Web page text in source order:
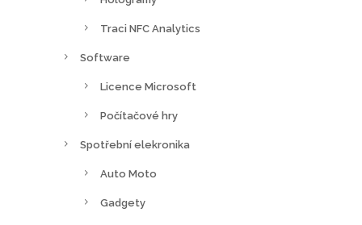
Traci NFC Analytics
Software
Licence Microsoft
Počítačové hry
Spotřební elekronika
Auto Moto
Gadgety